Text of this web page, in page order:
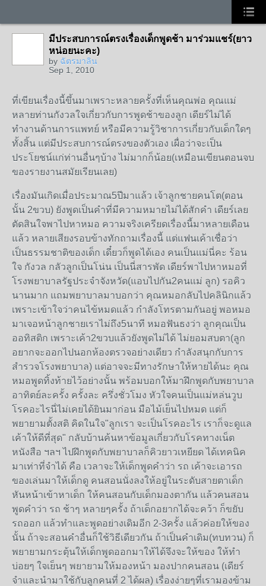
มีประสบการณ์ตรงเรื่องเด็กพูดช้า มาร่วมแชร์(ยาว
หน่อยนะคะ)
by ฉัตรมาลิน
Sep 1, 2010
ที่เขียนเรื่องนี้ขึ้นมาเพราะหลายครั้งที่เห็นคุณพ่อ คุณแม่
หลายท่านกังวลใจเกี่ยวกับการพูดช้าของลูก เดียร์ไม่ได้
ทำงานด้านการแพทย์ หรือมีความรู้วิชาการเกี่ยวกับเด็กใดๆ
ทั้งสิ้น แต่มีประสบการณ์ตรงของตัวเอง เผื่อว่าจะเป็น
ประโยชน์แก่ท่านอื่นๆบ้าง ไม่มากก็น้อย(เหมือนเขียนตอนจบ
ของรายงานสมัยเรียนเลย)
เรื่องมันเกิดเมื่อประมาณ5ปีมาแล้ว เจ้าลูกชายคนโต(ตอน
นั้น 2ขวบ) ยังพูดเป็นคำที่มีความหมายไม่ได้สักคำ เดียร์เลย
ตัดสินใจพาไปหาหมอ ความจริงเครียดเรื่องนี้มาหลายเดือน
แล้ว หลายเสียงรอบข้างทักถามเรื่องนี้ แต่แฟนเค้าเชื่อว่า
เป็นธรรมชาติของเด็ก เดี๋ยวก็พูดได้เอง คนเป็นแม่นี่คะ ร้อน
ใจ กังวล กลัวลูกเป็นโน่น เป็นนี่สารพัด เดียร์พาไปหาหมอที่
โรงพยาบาลรัฐประจำจังหวัด(แอบไปกัน2คนแม่ ลูก) รอคิว
นานมาก แถมพยาบาลมาบอกว่า คุณหมอกลับไปคลินิกแล้ว
เพราะเข้าใจว่าคนไข้หมดแล้ว กำลังโทรตามกันอยู่ พอหมอ
มาเจอหน้าลูกชายเราไม่ถึง5นาที หมอฟันธงว่า ลูกคุณเป็น
ออทิสติก เพราะเค้า2ขวบแล้วยังพูดไม่ได้ ไม่ยอมสบตา(ลูก
อยากจะออกไปนอกห้องตรวจอย่างเดียว กำลังสนุกกับการ
สำรวจโรงพยาบาล) แต่อาจจะมีทางรักษาให้หายได้นะ คุณ
หมอพูดทิ้งท้ายไว้อย่างนั้น พร้อมบอกให้มาฝึกพูดกับพยาบาล
อาทิตย์ละครั้ง ครั้งละ ครึ่งชั่วโมง หัวใจคนเป็นแม่หล่นวูบ
โรคอะไรนี่ไม่เคยได้ยินมาก่อน มือไม้เย็นไปหมด แต่ก็
พยายามตั้งสติ คิดในใจ"ลูกเรา จะเป็นโรคอะไร เราก็จะดูแล
เค้าให้ดีที่สุด" กลับบ้านค้นหาข้อมูลเกี่ยวกับโรคทางเน็ต
หนังสือ ฯลฯ ไปฝึกพูดกับพยาบาลก็คิวยาวเหยียด ได้เทคนิค
มาเท่าที่จำได้ คือ เวลาจะให้เด็กพูดคำว่า รถ เค้าจะเอารถ
ของเล่นมาให้เด็กดู คนสอนนั่งลงให้อยู่ในระดับสายตาเด็ก
หันหน้าเข้าหาเด็ก ให้คนสอนกับเด็กมองตากัน แล้วคนสอน
พูดคำว่า รถ ช้าๆ หลายๆครั้ง ถ้าเด็กอยากได้จะคว้า ก็ขยับ
รถออก แล้วทำและพูดอย่างเดิมอีก 2-3ครั้ง แล้วค่อยให้ของ
นั้น ถ้าจะสอนคำอื่นก็ใช้วิธีเดียวกัน ถ้าเป็นคำเดิม(ทบทวน) ก็
พยายามกระตุ้นให้เด็กพูดออกมาให้ได้จึงจะให้ของ ให้ทำ
บ่อยๆ ใจเย็นๆ พยายามให้มองหน้า มองปากคนสอน (เดียร์
จำและนำมาใช้กับลูกคนที่ 2 ได้ผล) เรื่องง่ายๆที่เรามองข้าม